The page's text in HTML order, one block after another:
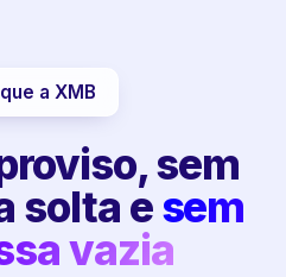
a XMB
sem
solta esem
vazia